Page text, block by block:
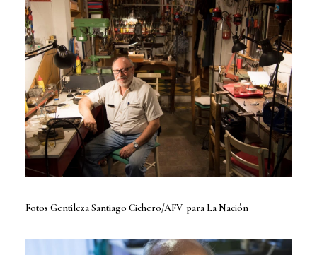
Fotos Gentileza Santiago Cichero/AFV para La Nación